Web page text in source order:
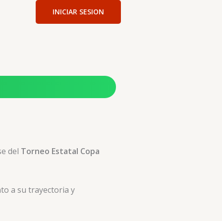
INICIAR SESION
del Torneo Estatal Copa
a su trayectoria y